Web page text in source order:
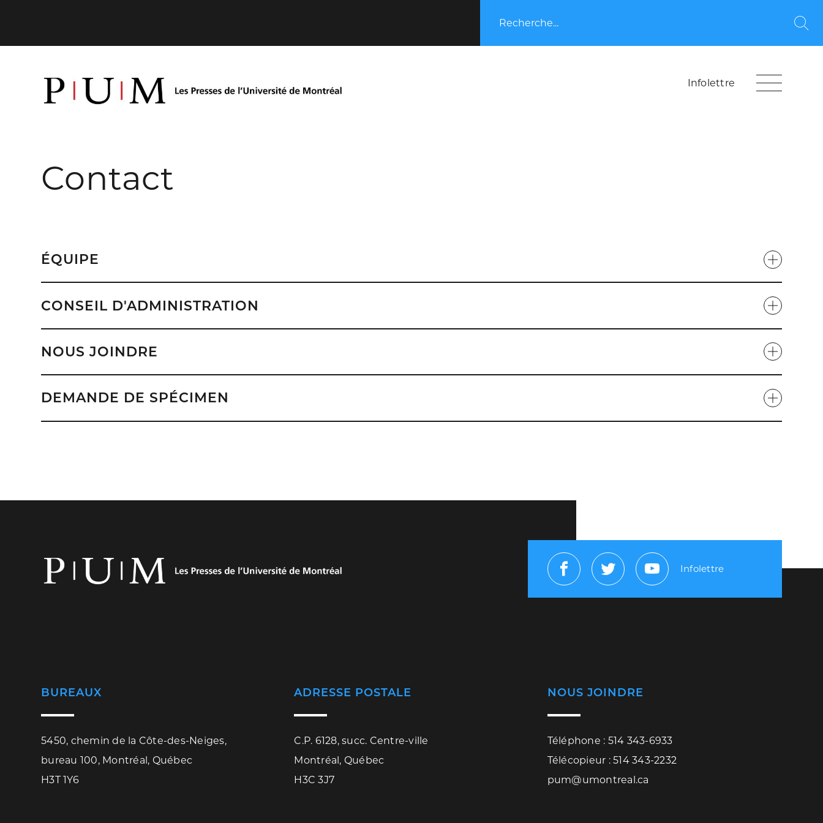
Recherche...
Infolettre
Contact
ÉQUIPE
CONSEIL D'ADMINISTRATION
NOUS JOINDRE
DEMANDE DE SPÉCIMEN
FacebookTwitterYoutube
Infolettre
BUREAUX
5450, chemin de la Côte-des-Neiges,
bureau 100, Montréal, Québec
H3T 1Y6
ADRESSE POSTALE
C.P. 6128, succ. Centre-ville
Montréal, Québec
H3C 3J7
NOUS JOINDRE
Téléphone : 514 343-6933
Télécopieur : 514 343-2232
pum@umontreal.ca